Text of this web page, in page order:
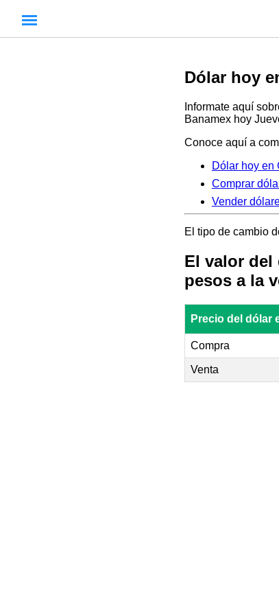
Dólar hoy
Informate aquí
Banamex hoy
Conoce aquí a
Dólar hoy en
Comprar
Vender
El tipo de cambio
El valor del
pesos a la
Precio del dólar
Compra
Venta